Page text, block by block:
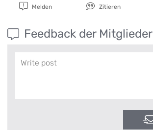
Melden Zitieren
Feedback der Mitglieder